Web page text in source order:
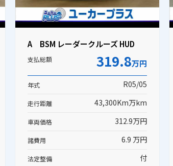
A BSM レーダークルーズ HUD
支払総額 319.8万円
年式 R05/05
走行距離 43,300Km万km
車両価格 312.9万円
諸費用 6.9 万円
法定整備 付